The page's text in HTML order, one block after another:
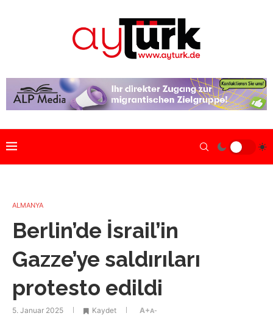
ALMANYA
Berlin’de İsrail’in
Gazze’ye saldırıları
protesto edildi
5. Januar 2025 Kaydet A+A-